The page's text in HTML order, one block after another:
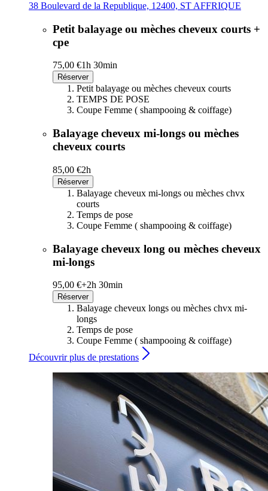
38 Boulevard de la Republique, 12400, ST AFFRIQUE
Petit balayage ou mèches cheveux courts +
cpe
75,00 €1h 30min
Réserver
Petit balayage ou mèches cheveux courts
TEMPS DE POSE
Coupe Femme ( shampooing & coiffage)
Balayage cheveux mi-longs ou mèches
cheveux courts
85,00 €2h
Réserver
Balayage cheveux mi-longs ou mèches chvx
courts
Temps de pose
Coupe Femme ( shampooing & coiffage)
Balayage cheveux long ou mèches cheveux
mi-longs
95,00 €+2h 30min
Réserver
Balayage cheveux longs ou mèches chvx mi-
longs
Temps de pose
Coupe Femme ( shampooing & coiffage)
Découvrir plus de prestations